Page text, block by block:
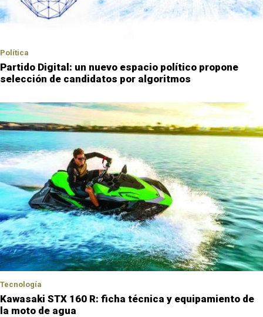
Política
Partido Digital: un nuevo espacio político propone
selección de candidatos por algoritmos
Tecnología
Kawasaki STX 160 R: ficha técnica y equipamiento de
la moto de agua